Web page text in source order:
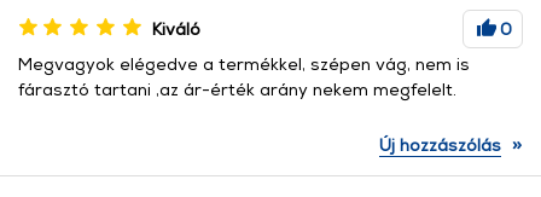
Kiváló
0
Megvagyok elégedve a termékkel, szépen vág, nem is
fárasztó tartani ,az ár-érték arány nekem megfelelt.
Új hozzászólás »